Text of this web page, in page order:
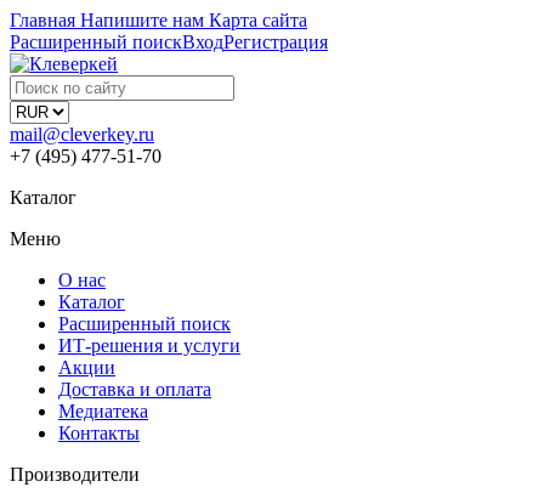
Главная Напишите нам Карта сайта
Расширенный поискВходРегистрация
mail@cleverkey.ru
+7 (495) 477-51-70
Каталог
Меню
О нас
Каталог
Расширенный поиск
ИТ-решения и услуги
Акции
Доставка и оплата
Медиатека
Контакты
Производители